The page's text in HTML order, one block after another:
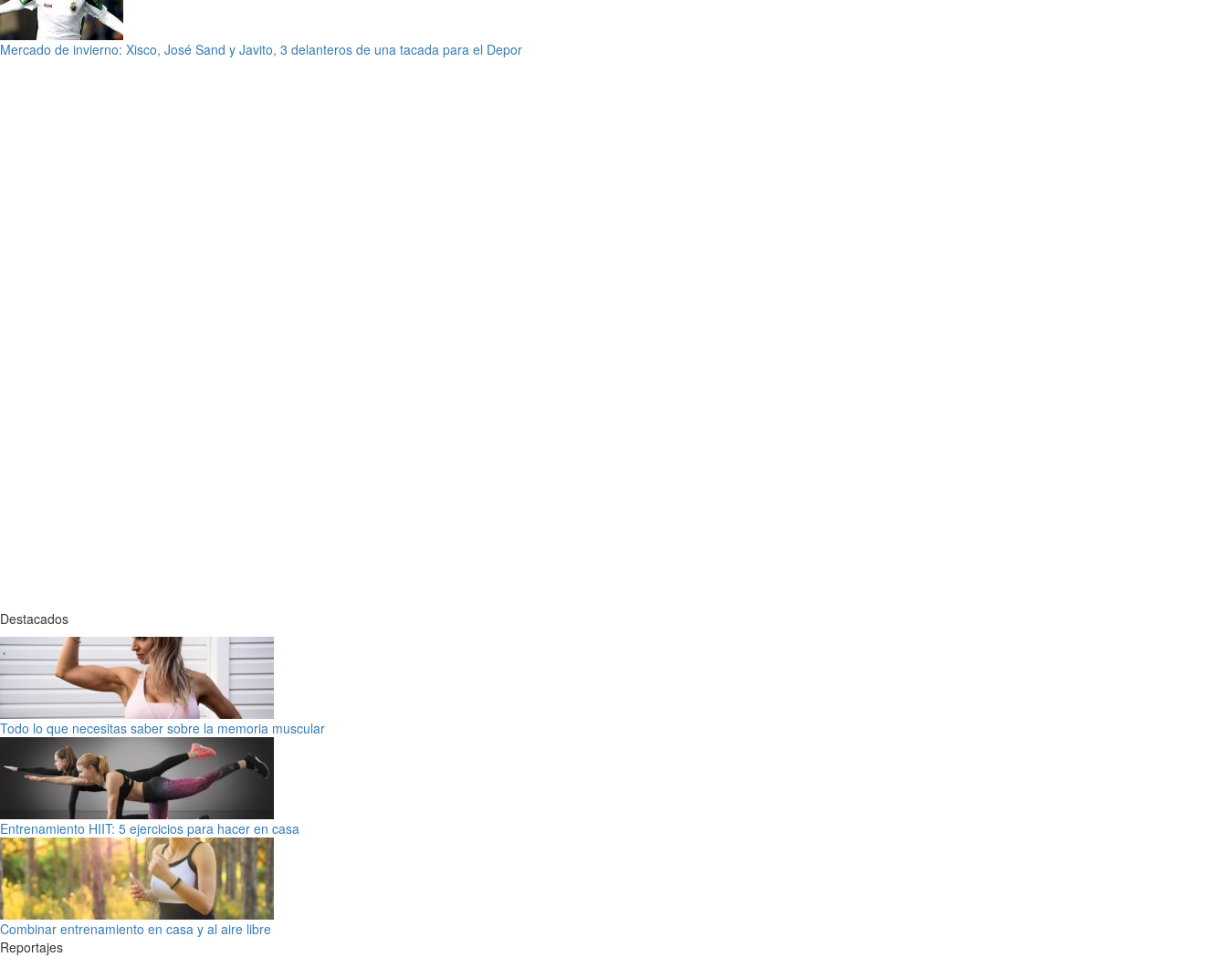
Mercado de invierno: Xisco, José Sand y Javito, 3 delanteros de una tacada para el Depor
Destacados
Todo lo que necesitas saber sobre la memoria muscular
Entrenamiento HIIT: 5 ejercicios para hacer en casa
Combinar entrenamiento en casa y al aire libre
Reportajes